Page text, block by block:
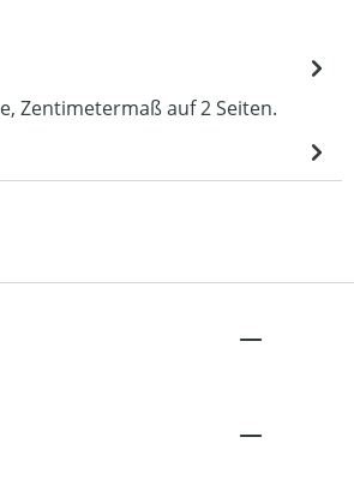
Zentimetermaß auf 2 Seiten.